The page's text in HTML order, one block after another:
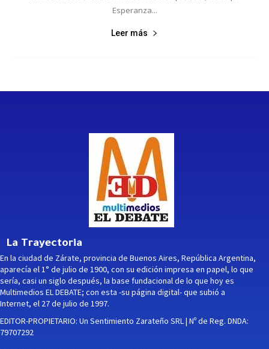
Esperanza...
Leer más
La Trayectoria
En la ciudad de Zárate, provincia de Buenos Aires, República Argentina,
aparecía el 1° de julio de 1900, con su edición impresa en papel, lo que
sería, casi un siglo después, la base fundacional de lo que hoy es
Multimedios EL DEBATE; con esta -su página digital- que subió a
Internet, el 27 de julio de 1997.
EDITOR-PROPIETARIO: Un Sentimiento Zarateño SRL | Nº de Reg. DNDA:
79707292